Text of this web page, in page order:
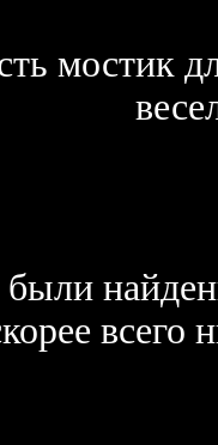
мостик
были
всего